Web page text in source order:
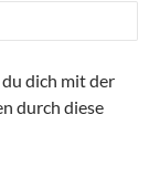
dich mit der
durch diese